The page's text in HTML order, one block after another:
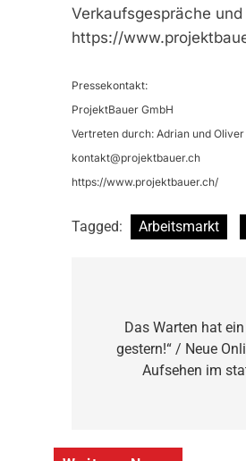
Verkaufsgespräche
https://
Pressekontakt:
ProjektBauer GmbH
Vertreten durch: Adrian und
kontakt@projektbauer.ch
https://www.projektbauer.ch/
Tagged: Arbeitsmarkt
Das Warten hat
gestern!“ / Neue
Aufsehen im